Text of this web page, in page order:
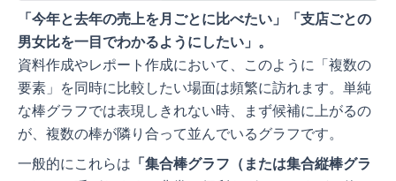
「今年と去年の売上を月ごとに比べたい」「支店ごとの
男女比を一目でわかるようにしたい」。
資料作成やレポート作成において、このように「複数の
要素」を同時に比較したい場面は頻繁に訪れます。単純
な棒グラフでは表現しきれない時、まず候補に上がるの
が、複数の棒が隣り合って並んでいるグラフです。
一般的にこれらは 「集合棒グラフ（または集合縦棒グラ